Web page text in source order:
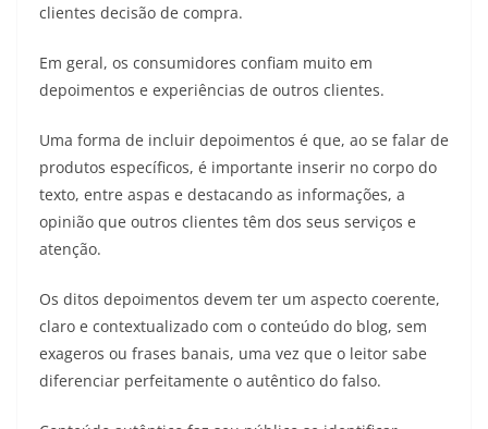
clientes decisão de compra.
Em geral, os consumidores confiam muito em
depoimentos e experiências de outros clientes.
Uma forma de incluir depoimentos é que, ao se falar de
produtos específicos, é importante inserir no corpo do
texto, entre aspas e destacando as informações, a
opinião que outros clientes têm dos seus serviços e
atenção.
Os ditos depoimentos devem ter um aspecto coerente,
claro e contextualizado com o conteúdo do blog, sem
exageros ou frases banais, uma vez que o leitor sabe
diferenciar perfeitamente o autêntico do falso.